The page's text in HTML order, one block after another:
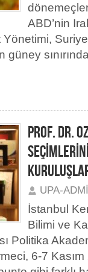
ABD’nin
Suriye
güney
PROF. DR.
UPA-
İstanbul
Bilimi ve
Politika
6-7